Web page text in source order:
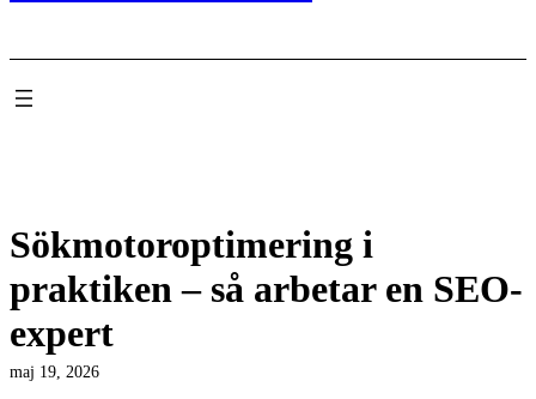
Sökmotoroptimering i
praktiken – så arbetar en SEO-
expert
maj 19, 2026